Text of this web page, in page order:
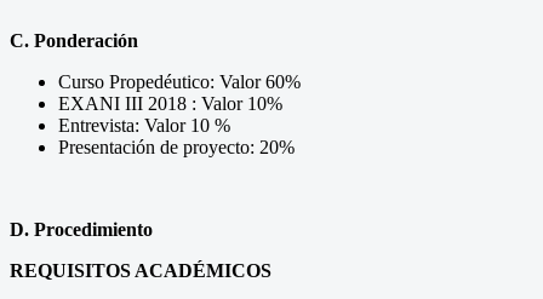
C. Ponderación
Curso Propedéutico: Valor 60%
EXANI III 2018 : Valor 10%
Entrevista: Valor 10 %
Presentación de proyecto: 20%
D. Procedimiento
REQUISITOS ACADÉMICOS